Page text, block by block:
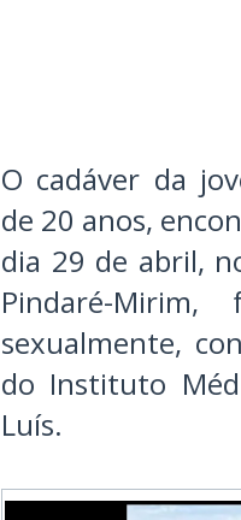
O cadáver da
de 20 anos,
dia 29 de abril,
Pindaré-
sexualmente,
do Instituto
Luís.